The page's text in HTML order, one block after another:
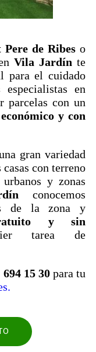
de Ribes o
Vila Jardín te
para el cuidado
en
parcelas con un
y con
gran variedad
con terreno
y zonas
conocemos
de la zona y
y sin
tarea de
15 30para tu